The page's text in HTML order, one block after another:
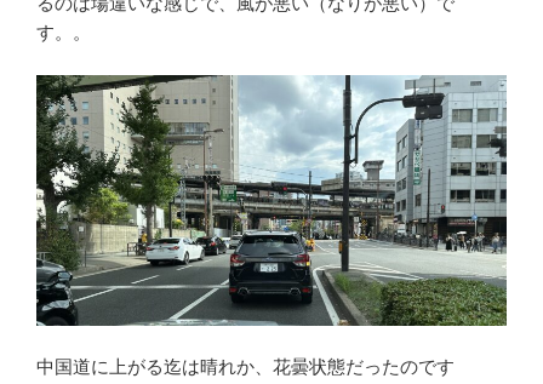
す。。
中国道に上がる迄は晴れか、花曇状態だったのです